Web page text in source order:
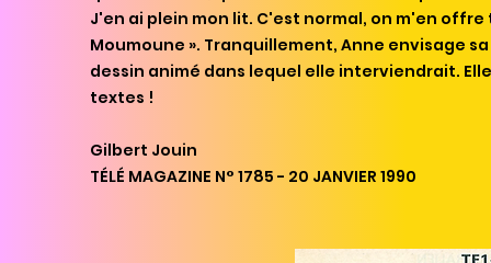
J'en ai plein mon lit. C'est normal, on m'en
Moumoune ». Tranquillement, Anne envisage
dessin animé dans lequel elle interviendrait.
textes !
Gilbert Jouin
TÉLÉ MAGAZINE N° 1785 - 20 JANVIER 1990